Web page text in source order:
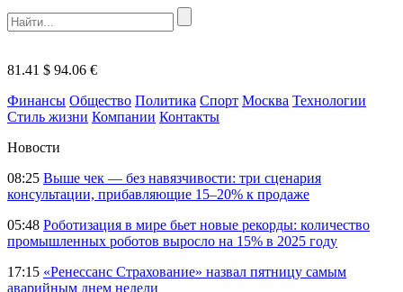
81.41 $ 94.06 €
Финансы Общество Политика Спорт Москва Технологии
Стиль жизни Компании Контакты
Новости
08:25 Выше чек — без навязчивости: три сценария
консультации, прибавляющие 15–20% к продаже
05:48 Роботизация в мире бьет новые рекорды: количество
промышленных роботов выросло на 15% в 2025 году
17:15 «Ренессанс Страхование» назвал пятницу самым
аварийным днем недели